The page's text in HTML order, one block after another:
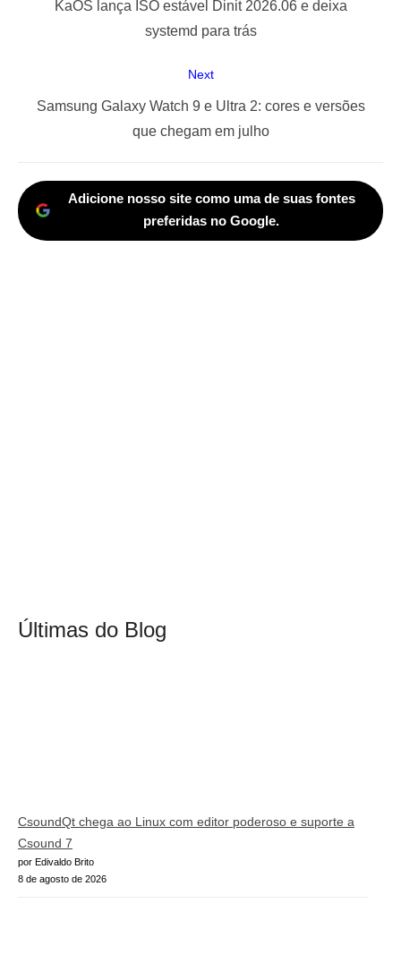
PreviousKaOS lança ISO estável Dinit 2026.06 e deixa
systemd para trás
Next
Next
Samsung Galaxy Watch 9 e Ultra 2: cores e versões
que chegam em julho
Adicione nosso site como uma de suas fontes
preferidas no Google.
Últimas do Blog
CsoundQt chega ao Linux com editor poderoso e suporte a
Csound 7
por Edivaldo Brito
8 de agosto de 2026